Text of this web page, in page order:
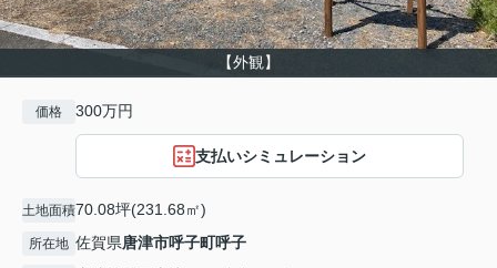
【外観】
価格 300万円
支払いシミュレーション
土地面積70.08坪(231.68㎡)
所在地 佐賀県唐津市呼子町呼子